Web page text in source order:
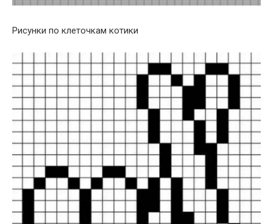
Рисунки по клеточкам котики